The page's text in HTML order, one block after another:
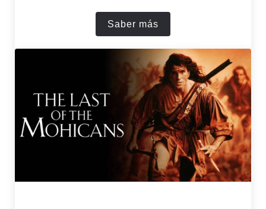
Saber más¿Cuál es el origen de